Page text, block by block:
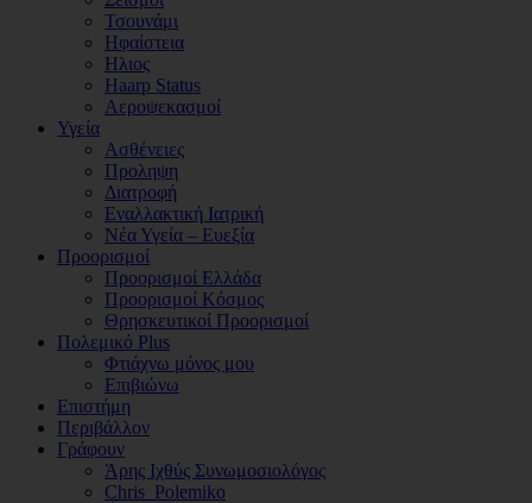
Τσουνάμι
Ηφαίστεια
Ηλιος
Haarp Status
Αεροψεκασμοί
Υγεία
Ασθένειες
Προληψη
Διατροφή
Εναλλακτική Ιατρική
Νέα Υγεία – Ευεξία
Προορισμοί
Προορισμοί Ελλάδα
Προορισμοί Κόσμος
Θρησκευτικοί Προορισμοί
Πολεμικό Plus
Φτιάχνω μόνος μου
Επιβιώνω
Επιστήμη
Περιβάλλον
Γράφουν
Άρης Ιχθύς Συνωμοσιολόγος
Chris_Polemiko